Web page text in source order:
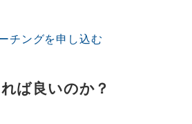
チングを申し込む
ば良いのか？